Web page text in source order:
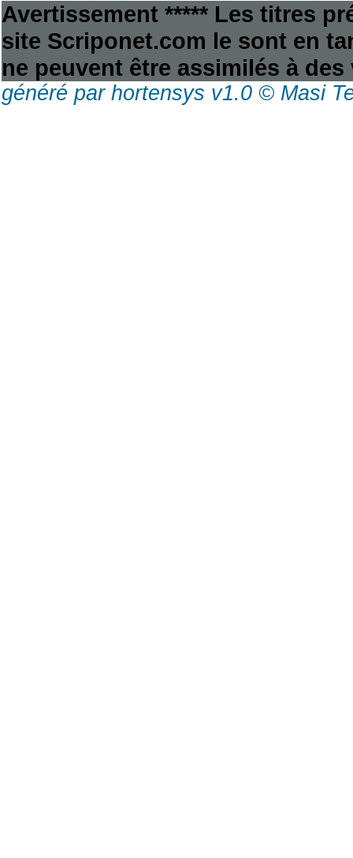
Avertissement ***** Les titres
site Scriponet.com le sont en
ne peuvent être assimilés à
généré par hortensys v1.0 © Masi